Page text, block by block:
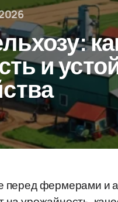
и
перед фермерами и